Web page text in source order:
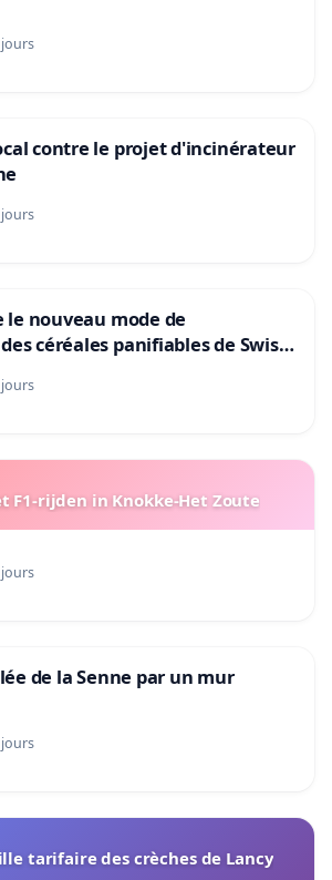
contre le projet d'incinérateur
nouveau mode de
céréales panifiables de Swiss
la teneur en protéines
F1-rijden in Knokke-Het Zoute
de la Senne par un mur
tarifaire des crèches de Lancy